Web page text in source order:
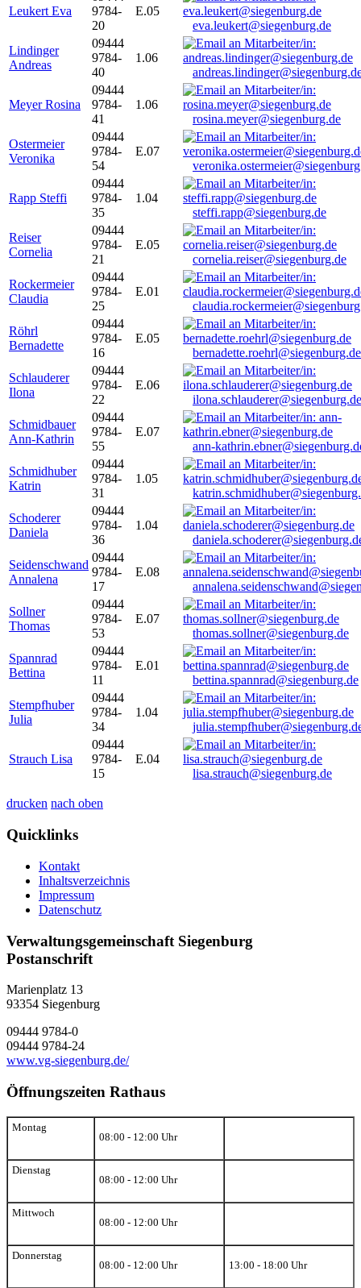
Leukert Eva
9784-
20
E.05
eva.leukert@siegenburg.de
Lindinger
Andreas
09444
9784-
40
1.06
Meyer Rosina
09444
9784-
41
1.06
rosina.meyer@siegenburg.de
Ostermeier
Veronika
09444
9784-
54
E.07
Rapp Steffi
09444
9784-
35
1.04
steffi.rapp@siegenburg.de
Reiser
Cornelia
09444
9784-
21
E.05
cornelia.reiser@siegenburg.de
Rockermeier
Claudia
09444
9784-
25
E.01
Röhrl
Bernadette
09444
9784-
16
E.05
bernadette.roehrl@siegenburg.de
Schlauderer
Ilona
09444
9784-
22
E.06
ilona.schlauderer@siegenburg.de
Schmidbauer
Ann-Kathrin
09444
9784-
55
E.07
ann-
Schmidhuber
Katrin
09444
9784-
31
1.05
Schoderer
Daniela
09444
9784-
36
1.04
Seidenschwand
Annalena
09444
9784-
17
E.08
Sollner
Thomas
09444
9784-
53
E.07
thomas.sollner@siegenburg.de
Spannrad
Bettina
09444
9784-
11
E.01
bettina.spannrad@siegenburg.de
Stempfhuber
Julia
09444
9784-
34
1.04
Strauch Lisa
09444
9784-
15
E.04
lisa.strauch@siegenburg.de
drucken nach oben
Quicklinks
Kontakt
Inhaltsverzeichnis
Impressum
Datenschutz
Verwaltungsgemeinschaft Siegenburg
Postanschrift
Marienplatz 13
93354 Siegenburg
09444 9784-0
09444 9784-24
www.vg-siegenburg.de/
Öffnungszeiten Rathaus
Montag
08:00 - 12:00 Uhr
Dienstag
08:00 - 12:00 Uhr
Mittwoch
08:00 - 12:00 Uhr
Donnerstag
08:00 - 12:00 Uhr
13:00 - 18:00 Uhr